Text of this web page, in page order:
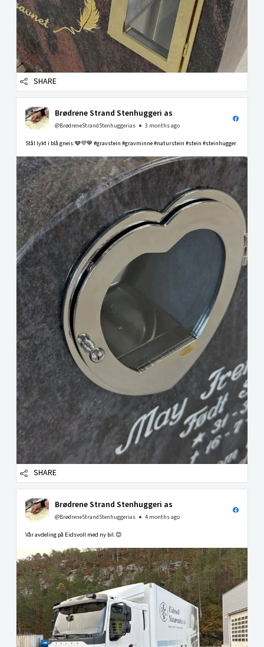
SHARE
Brødrene Strand Stenhuggeri as
@BrødreneStrandStenhuggerias 3 months ago
Stål lykt i blå gneis.🩶💜💙 #gravstein #gravminne #naturstein #stein #steinhugger
SHARE
Brødrene Strand Stenhuggeri as
@BrødreneStrandStenhuggerias 4 months ago
Vår avdeling på Eidsvoll med ny bil.😊